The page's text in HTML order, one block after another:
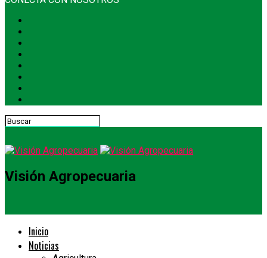
Visión Agropecuaria
Inicio
Noticias